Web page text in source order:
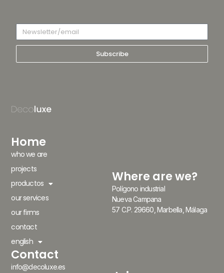
Subscribe
Home
who we are
projects
productos
our services
our firms
contact
english
Where are we?
Polígono industrial
Nueva Campana
57 C.P. 29660, Marbella, Málaga
Contact
info@decoluxe.es